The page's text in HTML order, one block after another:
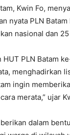
Kwin Fo,
nyata PLN
nasional dan
HUT PLN Batam
menghadirkan
ingin
merata,” ujar
dalam